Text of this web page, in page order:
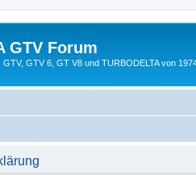
GTV Forum
GTV 6, GT V8 und TURBODELTA von